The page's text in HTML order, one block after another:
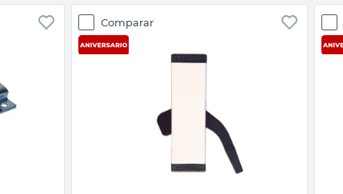
Comparar
Vista rápida